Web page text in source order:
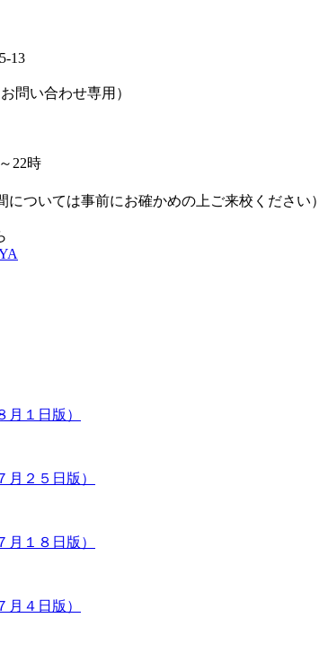
13
問い合わせ専用）
22時
については事前にお確かめの上ご来校ください）
月１日版）
月２５日版）
月１８日版）
月４日版）